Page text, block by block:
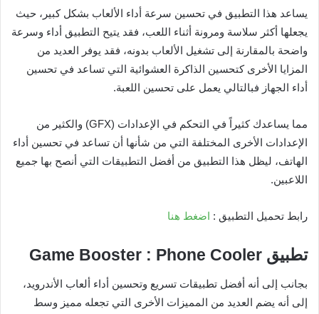
يساعد هذا التطبيق في تحسين سرعة أداء الألعاب بشكل كبير، حيث
يجعلها أكثر سلاسة ومرونة أثناء اللعب، فقد يتيح التطبيق أداء وسرعة
واضحة بالمقارنة إلى تشغيل الألعاب بدونه، فقد يوفر العديد من
المزايا الأخرى كتحسين الذاكرة العشوائية التي تساعد في تحسين
أداء الجهاز فبالتالي يعمل على تحسين اللعبة.
مما يساعدك كثيراً في التحكم في الإعدادات (GFX) والكثير من
الإعدادات الأخرى المختلفة التي من شأنها أن تساعد في تحسين أداء
الهاتف، ليظل هذا التطبيق من أفضل التطبيقات التي أنصح بها جميع
اللاعبين.
رابط تحميل التطبيق : اضغط هنا
تطبيق Game Booster : Phone Cooler
بجانب إلى أنه أفضل تطبيقات تسريع وتحسين أداء ألعاب الأندرويد،
إلى أنه يضم العديد من المميزات الأخرى التي تجعله مميز وسط